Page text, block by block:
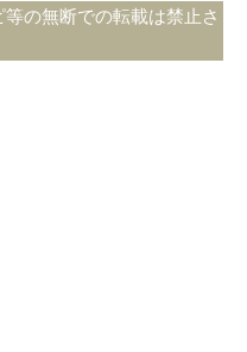
の無断での転載は禁止さ